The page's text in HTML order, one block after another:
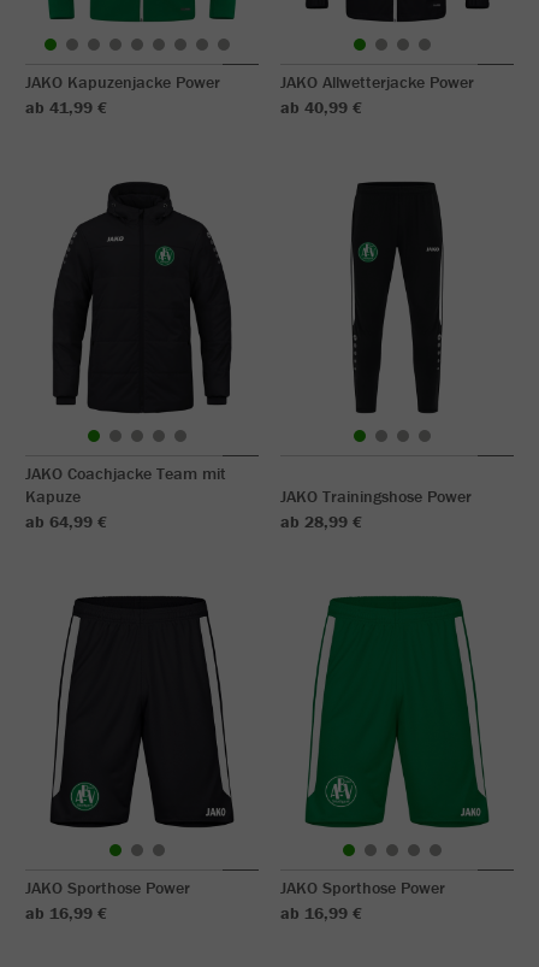
JAKO Kapuzenjacke Power
ab 41,99 €
JAKO Allwetterjacke Power
ab 40,99 €
JAKO Coachjacke Team mit
Kapuze
ab 64,99 €
JAKO Trainingshose Power
ab 28,99 €
JAKO Sporthose Power
ab 16,99 €
JAKO Sporthose Power
ab 16,99 €